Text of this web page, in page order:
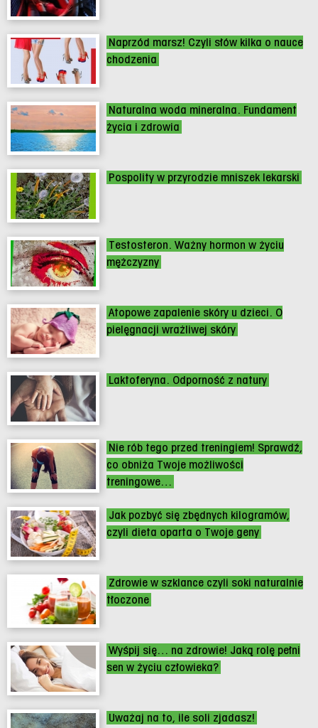
Naprzód marsz! Czyli słów kilka o nauce
chodzenia
Naturalna woda mineralna. Fundament
życia i zdrowia
Pospolity w przyrodzie mniszek lekarski
Testosteron. Ważny hormon w życiu
mężczyzny
Atopowe zapalenie skóry u dzieci. O
pielęgnacji wrażliwej skóry
Laktoferyna. Odporność z natury
Nie rób tego przed treningiem! Sprawdź,
co obniża Twoje możliwości
treningowe…
Jak pozbyć się zbędnych kilogramów,
czyli dieta oparta o Twoje geny
Zdrowie w szklance czyli soki naturalnie
tłoczone
Wyśpij się… na zdrowie! Jaką rolę pełni
sen w życiu człowieka?
Uważaj na to, ile soli zjadasz!